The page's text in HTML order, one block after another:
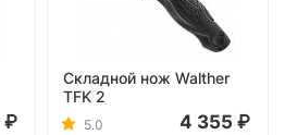
Складной нож Walther
TFK 2
5.0 4 355